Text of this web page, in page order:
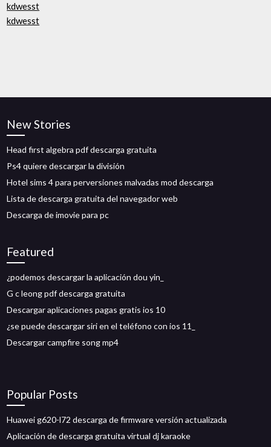
kdwesst
kdwesst
New Stories
Head first algebra pdf descarga gratuita
Ps4 quiere descargar la división
Hotel sims 4 para perversiones malvadas mod descarga
Lista de descarga gratuita del navegador web
Descarga de imovie para pc
Featured
¿podemos descargar la aplicación dou yin_
G c leong pdf descarga gratuita
Descargar aplicaciones pagas gratis ios 10
¿se puede descargar siri en el teléfono con ios 11_
Descargar campfire song mp4
Popular Posts
Huawei g620-l72 descarga de firmware versión actualizada
Aplicación de descarga gratuita virtual dj karaoke